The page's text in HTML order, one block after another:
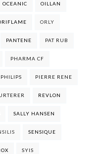
OCEANIC OILLAN
ORLY
PANTENE PAT RUB
PHARMA CF
PHILIPS PIERRE RENE
REVLON
SALLY HANSEN
SENSIQUE
SYIS